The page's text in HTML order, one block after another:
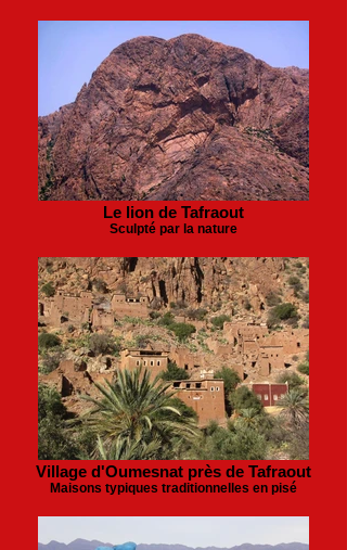
Le lion de Tafraout
Sculpté par la nature
Village d'Oumesnat près de Tafraout
Maisons typiques traditionnelles en pisé